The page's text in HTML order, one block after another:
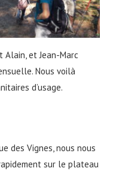
Alain, et Jean-Marc
Nous voilà
d’usage.
des Vignes, nous nous
sur le plateau